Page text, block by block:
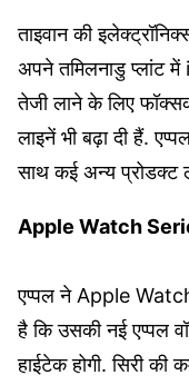
ताइवान की
अपने तमिलनाडु प्लांट
तेजी लाने के लिए
लाइनें भी बढ़ा दी हैं.
साथ कई अन्य प्रोडक्ट
Apple Watch
एप्पल ने Apple
है कि उसकी नई एप्पल
हाईटेक होगी. सिरी की